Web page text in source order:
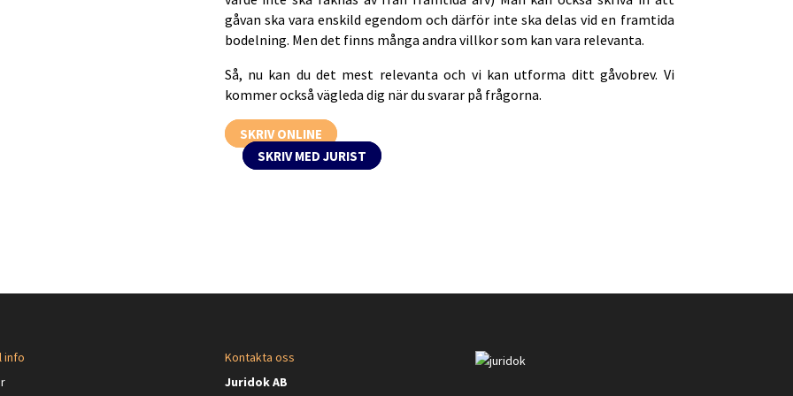
gåvan ska vara enskild egendom och därför inte ska delas vid en framtida
bodelning. Men det finns många andra villkor som kan vara relevanta.
Så, nu kan du det mest relevanta och vi kan utforma ditt gåvobrev. Vi
kommer också vägleda dig när du svarar på frågorna.
SKRIV ONLINE
SKRIV MED JURIST
info
Kontakta oss
Juridok AB